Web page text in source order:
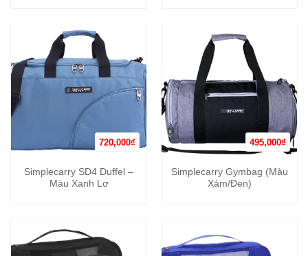
720,000₫
Simplecarry SD4 Duffel –
Màu Xanh Lơ
495,000₫
Simplecarry Gymbag (Màu
Xám/Đen)